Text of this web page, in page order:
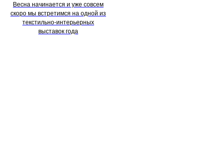
Весна начинается и уже совсем
скоро мы встретимся на одной из
текстильно-интерьерных
выставок года